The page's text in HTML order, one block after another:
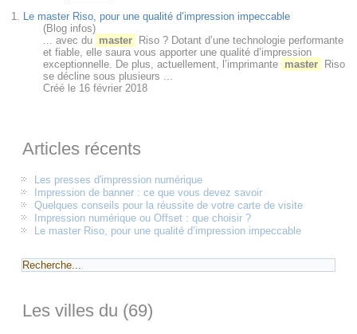
1. Le master Riso, pour une qualité d’impression impeccable
(Blog infos)
... avec du master Riso ? Dotant d’une technologie performante
et fiable, elle saura vous apporter une qualité d’impression
exceptionnelle. De plus, actuellement, l’imprimante master Riso
se décline sous plusieurs ...
Créé le 16 février 2018
Articles récents
Les presses d'impression numérique
Impression de banner : ce que vous devez savoir
Quelques conseils pour la réussite de votre carte de visite
Impression numérique ou Offset : que choisir ?
Le master Riso, pour une qualité d’impression impeccable
Les villes du (69)